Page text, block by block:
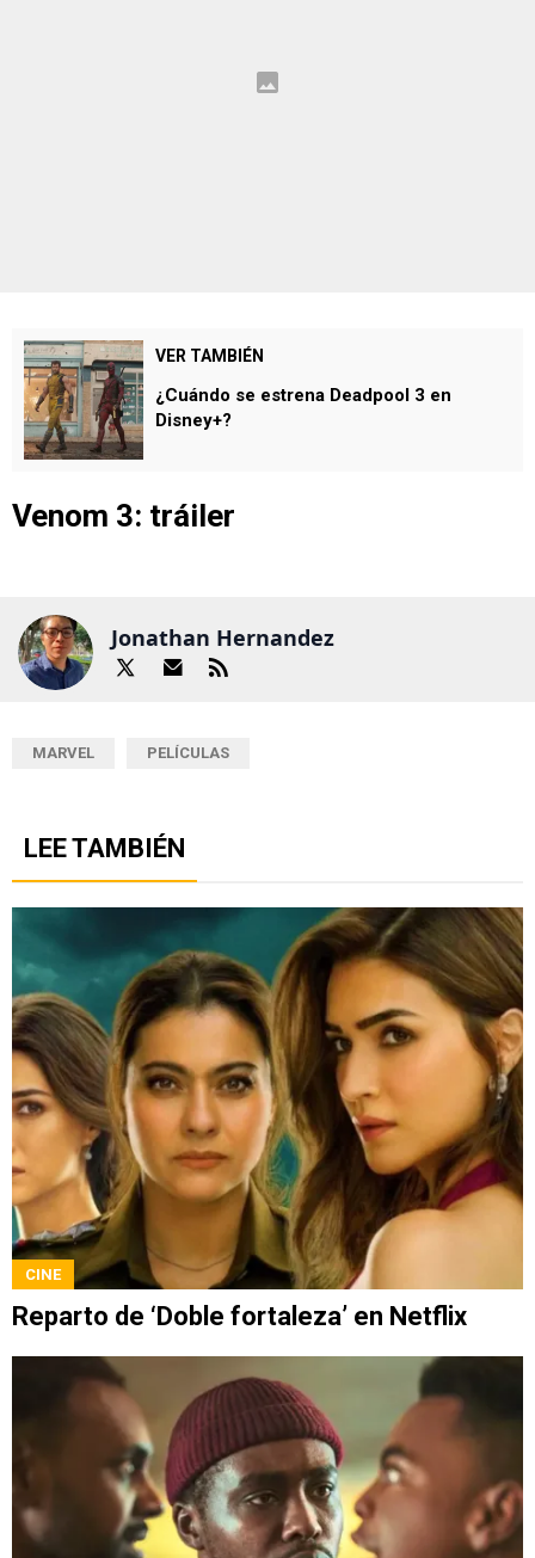
VER TAMBIÉN
¿Cuándo se estrena Deadpool 3 en
Disney+?
Venom 3: tráiler
Jonathan Hernandez
MARVEL PELÍCULAS
LEE TAMBIÉN
CINE
Reparto de ‘Doble fortaleza’ en Netflix